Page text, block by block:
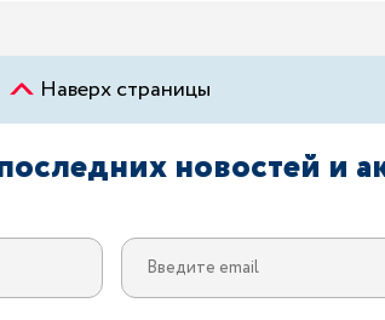
Наверх страницы
новостей и